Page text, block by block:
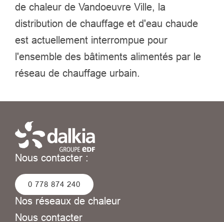
de chaleur de ​Vandoeuvre Ville, ​la
distribution de chauffage et d'eau chaude
est actuellement interrompue ​​pour
l'ensemble des bâtiments alimentés par le
réseau de chauffage urbain.
Nous contacter :
0 778 874 240
Nos réseaux de chaleur
Nous contacter